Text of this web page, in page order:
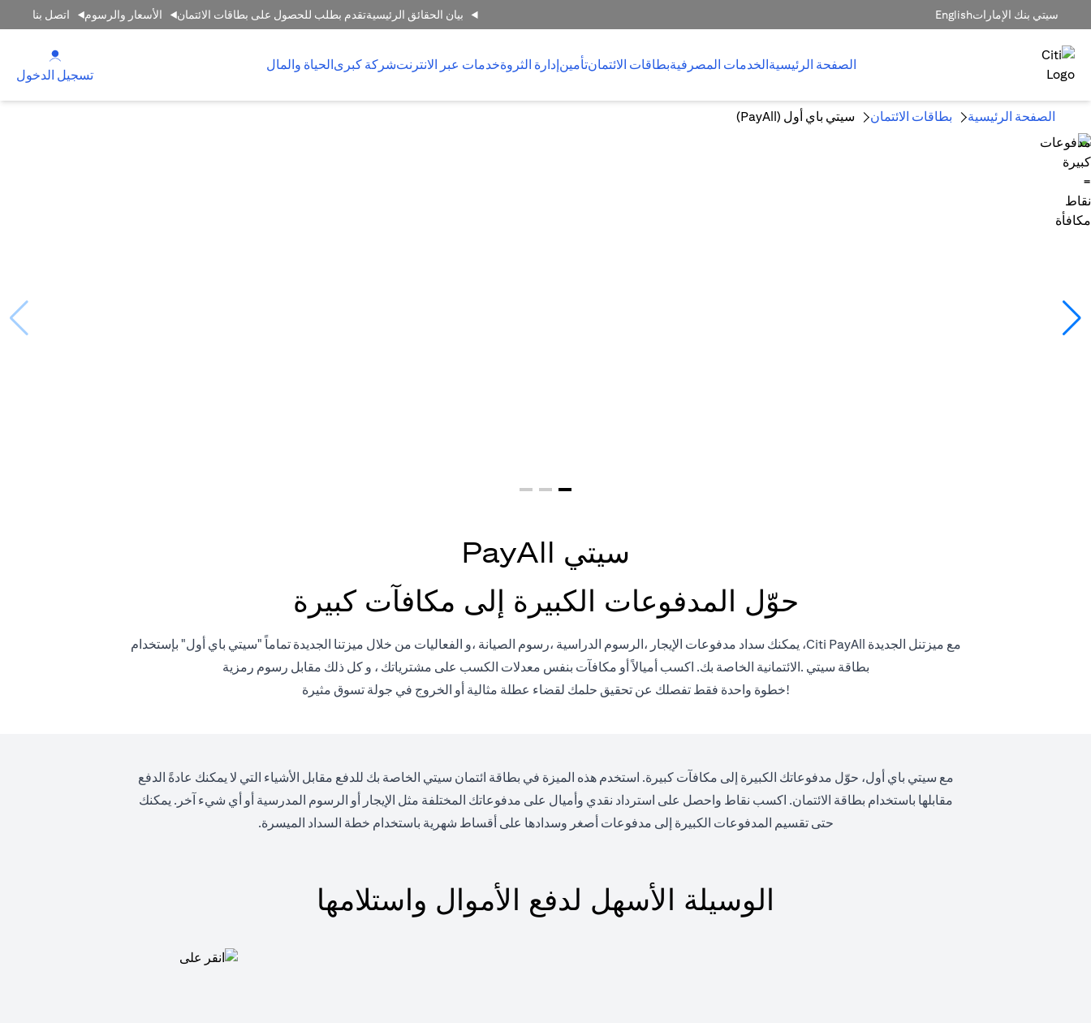
سيتي بنك الإماراتEnglish بيان الحقائق الرئيسيةتقدم بطلب للحصول على بطاقات الائتمان الأسعار والرسوم اتصل بنا
الصفحة الرئيسيةالخدمات المصرفيةبطاقات الائتمانتأمينإدارة الثروةخدمات عبر الانترنتشركة كبرىالحياة والمال
تسجيل الدخول
الصفحة الرئيسية بطاقات الائتمان سيتي باي أول (PayAll)
سيتي PayAll
حوّل المدفوعات الكبيرة إلى مكافآت كبيرة
مع ميزتنل الجديدة Citi PayAll، يمكنك سداد مدفوعات الإيجار ،الرسوم الدراسية ،رسوم الصيانة ،و الفعاليات من خلال ميزتنا الجديدة تماماً "سيتي باي أول" بإستخدام
بطاقة سيتي .الائتمانية الخاصة بك. اكسب أميالاً أو مكافآت بنفس معدلات الكسب على مشترياتك ، و كل ذلك مقابل رسوم رمزية
!خطوة واحدة فقط تفصلك عن تحقيق حلمك لقضاء عطلة مثالية أو الخروج في جولة تسوق مثيرة
مع سيتي باي أول، حوّل مدفوعاتك الكبيرة إلى مكافآت كبيرة. استخدم هذه الميزة في بطاقة ائتمان سيتي الخاصة بك للدفع مقابل الأشياء التي لا يمكنك عادةً الدفع
مقابلها باستخدام بطاقة الائتمان. اكسب نقاط واحصل على استرداد نقدي وأميال على مدفوعاتك المختلفة مثل الإيجار أو الرسوم المدرسية أو أي شيء آخر. يمكنك
حتى تقسيم المدفوعات الكبيرة إلى مدفوعات أصغر وسدادها على أقساط شهرية باستخدام خطة السداد الميسرة.
الوسيلة الأسهل لدفع الأموال واستلامها